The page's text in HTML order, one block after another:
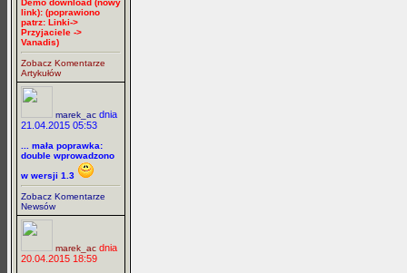
Demo download (nowy
link): (poprawiono
patrz: Linki->
Przyjaciele ->
Vanadis)
Zobacz Komentarze
Artykułów
marek_ac dnia
21.04.2015 05:53
... mała poprawka:
double wprowadzono
w wersji 1.3
Zobacz Komentarze
Newsów
marek_ac dnia
20.04.2015 18:59